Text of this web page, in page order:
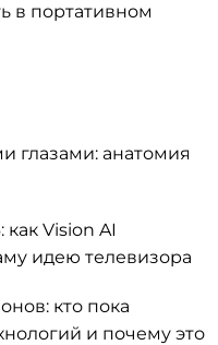
в портативном
глазами: анатомия
как Vision AI
идею телевизора
кто пока
и почему это